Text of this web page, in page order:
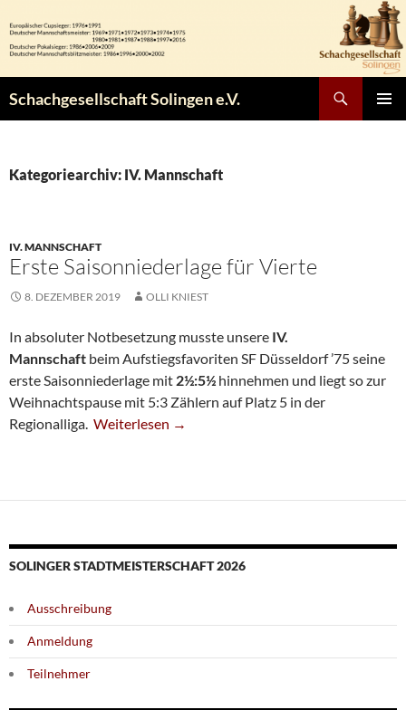
Inhalt
springen
Schachgesellschaft Solingen e.V.
Kategoriearchiv: IV. Mannschaft
IV. MANNSCHAFT
Erste Saisonniederlage für Vierte
8. DEZEMBER 2019 OLLI KNIEST
In absoluter Notbesetzung musste unsere IV.
Mannschaft beim Aufstiegsfavoriten SF Düsseldorf ’75 seine
erste Saisonniederlage mit 2½:5½ hinnehmen und liegt so zur
Weihnachtspause mit 5:3 Zählern auf Platz 5 in der
Regionalliga. Erste Saisonniederlage Für Vierte
Weiterlesen →
SOLINGER STADTMEISTERSCHAFT 2026
Ausschreibung
Anmeldung
Teilnehmer